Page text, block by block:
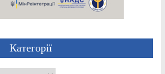
Категорії